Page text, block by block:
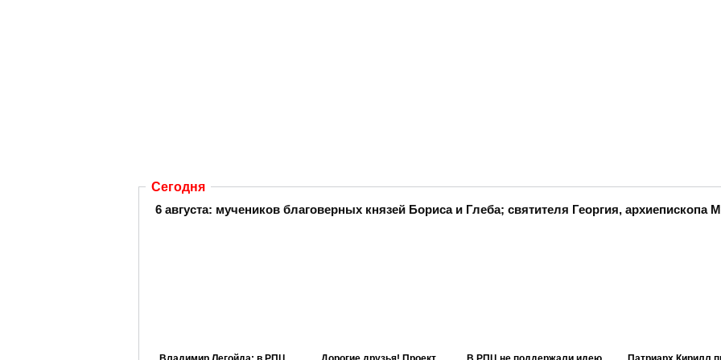
Сегодня
6 августа: мучеников благоверных князей Бориса и Глеба; святителя Георгия, архиепископа